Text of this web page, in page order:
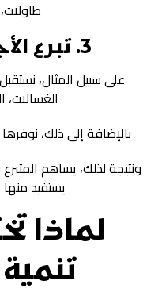
3. تبرع الأجهزة المنزلية
على سبيل المثال،
الغسالات،
بالإضافة إلى ذلك،
ونتيجة لذلك، يساهم
يستفيد
لماذا
تنمية